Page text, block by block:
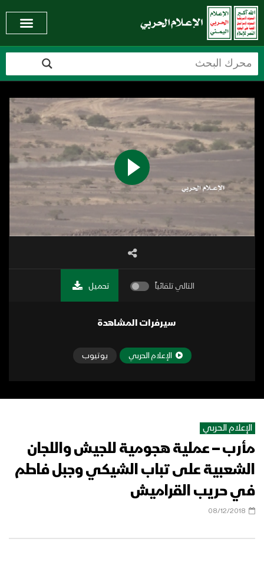
التالي تلقائياً تحميل
سيرفرات المشاهدة
الإعلام الحربي يوتيوب
الإعلام الحربي
مأرب – عملية هجومية للجيش واللجان
الشعبية على تباب الشيكي وجبل فاطم
في حريب القراميش
08/12/2018